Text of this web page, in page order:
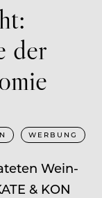
der
WERBUNG
Wein-
& KON